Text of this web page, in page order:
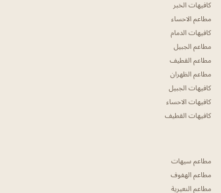
كافيهات الخبر
مطاعم الاحساء
كافيهات الدمام
مطاعم الجبيل
مطاعم القطيف
مطاعم الظهران
كافيهات الجبيل
كافيهات الاحساء
كافيهات القطيف
مطاعم سيهات
مطاعم الهفوف
مطاعم النعيرية